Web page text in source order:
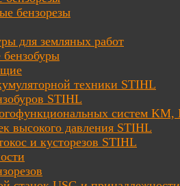
бензорезы
для земляных работ
техники STIHL
STIHL
систем KM,
высокого давления STIHL
и кусторезов STIHL